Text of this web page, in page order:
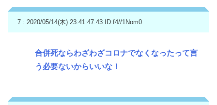
7 : 2020/05/14(木) 23:41:47.43 ID:f4//1Nom0
合併死ならわざわざコロナでなくなったって言
う必要ないからいいな！